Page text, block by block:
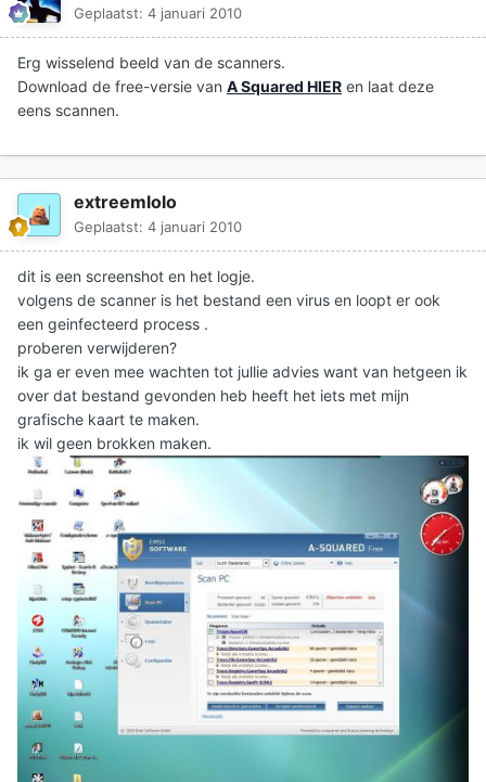
Geplaatst: 4 januari 2010
Erg wisselend beeld van de scanners.
Download de free-versie van A Squared HIER en laat deze
eens scannen.
extreemlolo
Geplaatst: 4 januari 2010
dit is een screenshot en het logje.
volgens de scanner is het bestand een virus en loopt er ook
een geinfecteerd process .
proberen verwijderen?
ik ga er even mee wachten tot jullie advies want van hetgeen ik
over dat bestand gevonden heb heeft het iets met mijn
grafische kaart te maken.
ik wil geen brokken maken.